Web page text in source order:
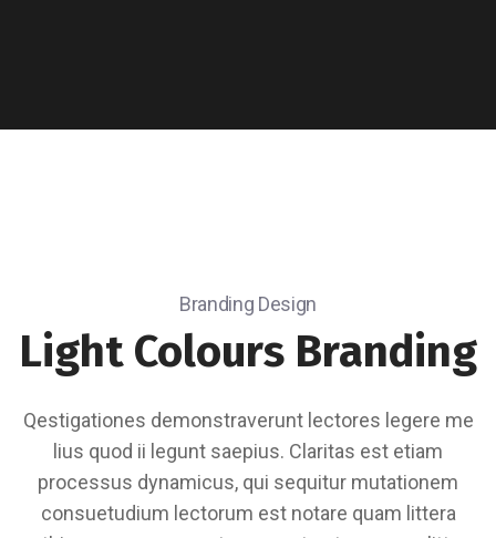
Branding Design
Light Colours Branding
Qestigationes demonstraverunt lectores legere me
lius quod ii legunt saepius. Claritas est etiam
processus dynamicus, qui sequitur mutationem
consuetudium lectorum est notare quam littera